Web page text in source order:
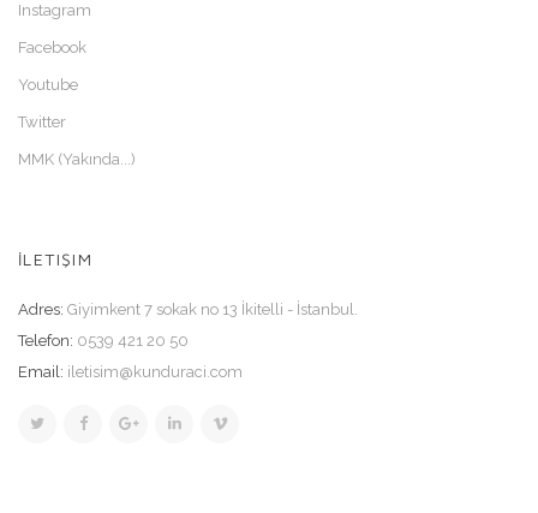
Instagram
Facebook
Youtube
Twitter
MMK (Yakında...)
İLETIŞIM
Adres: Giyimkent 7 sokak no 13 İkitelli - İstanbul.
Telefon: 0539 421 20 50
Email: iletisim@kunduraci.com